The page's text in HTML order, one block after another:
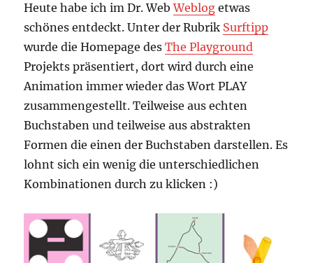
Heute habe ich im Dr. WebWeblog etwas
schönes entdeckt. Unter der Rubrik Surftipp
wurde die Homepage desThe Playground
Projekts präsentiert, dort wird durch eine
Animation immer wieder das Wort PLAY
zusammengestellt. Teilweise aus echten
Buchstaben und teilweise aus abstrakten
Formen die einen der Buchstaben darstellen. Es
lohnt sich ein wenig die unterschiedlichen
Kombinationen durch zu klicken :)